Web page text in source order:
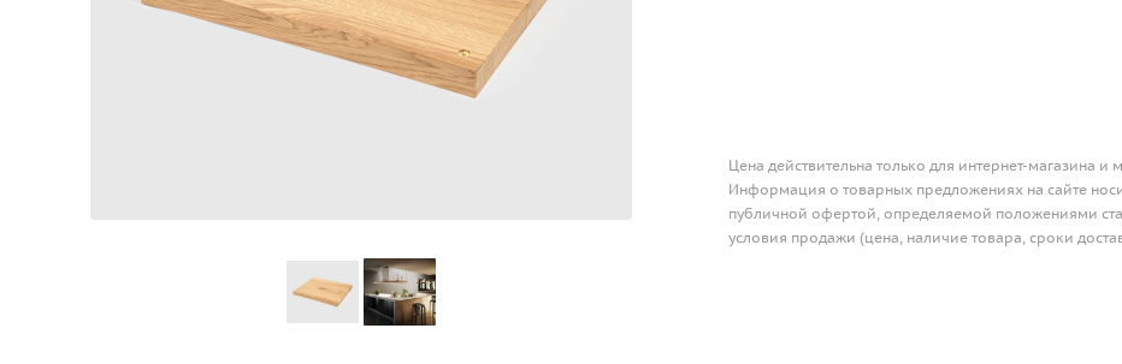
Цена действительна только для интернет-магазина
Информация о товарных предложениях на сайте
публичной офертой, определяемой положениями
условия продажи (цена, наличие товара, сроки